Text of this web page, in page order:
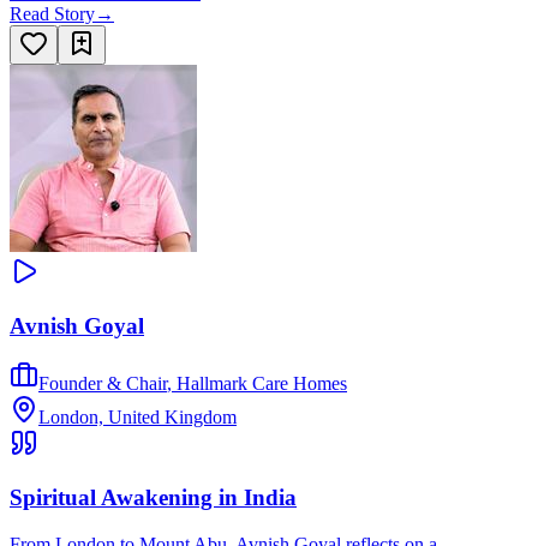
Read Story→
Avnish Goyal
Founder & Chair, Hallmark Care Homes
London, United Kingdom
Spiritual Awakening in India